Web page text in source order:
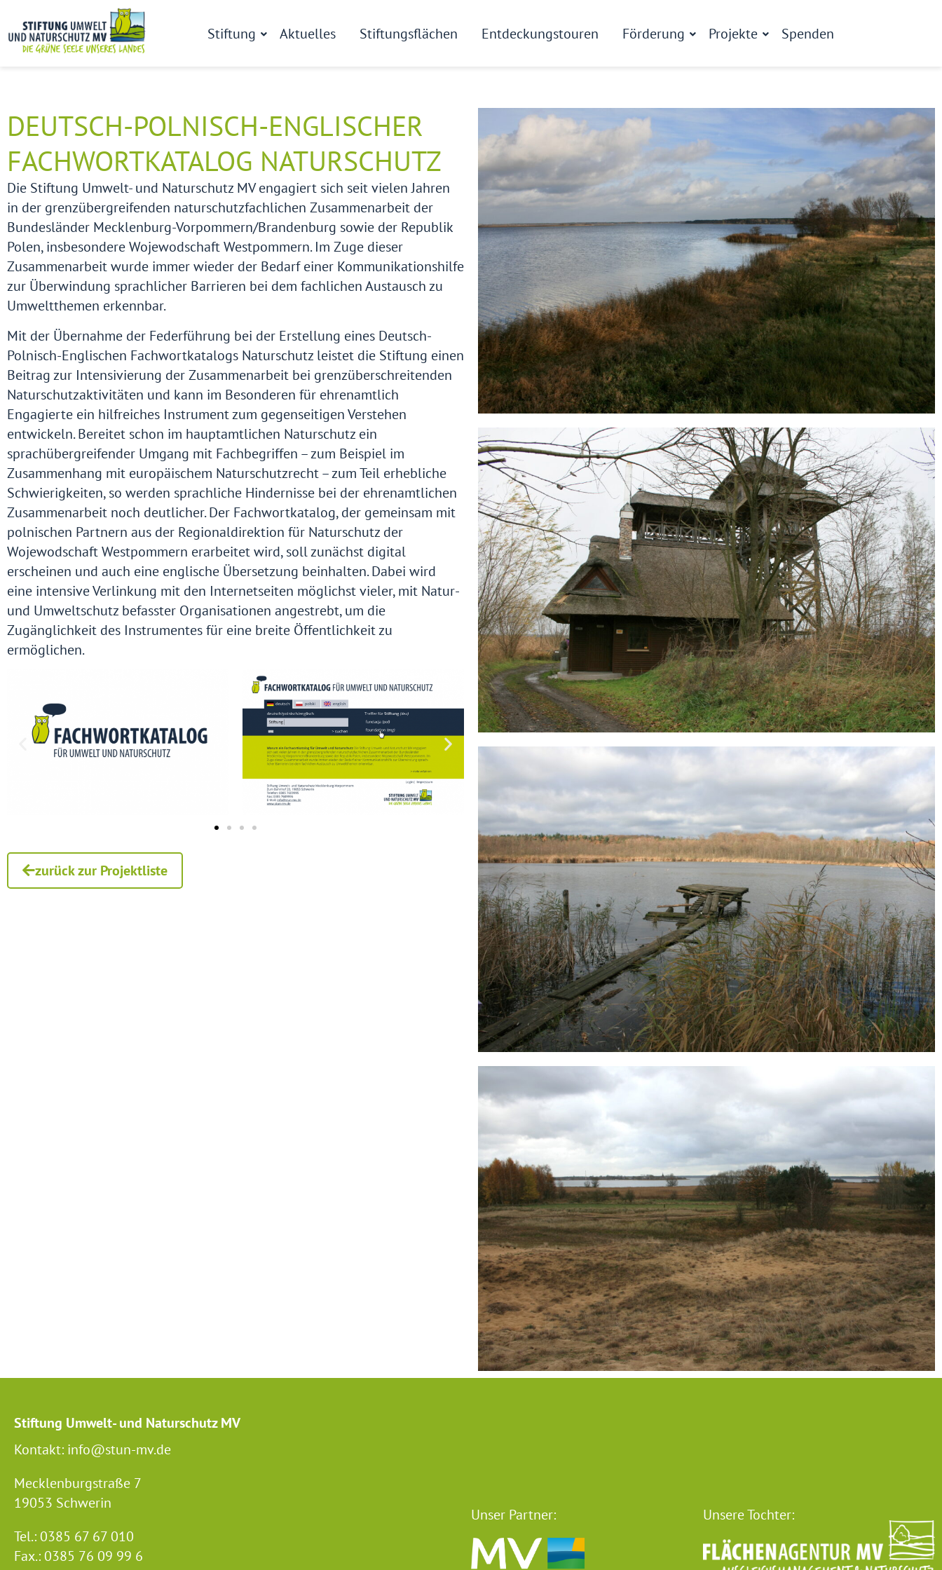
Stiftung Aktuelles Stiftungsflächen Entdeckungstouren Förderung Projekte Spenden
Abgeschlossene Projekte
DEUTSCH-POLNISCH-ENGLISCHER
FACHWORTKATALOG NATURSCHUTZ
Die Stiftung Umwelt- und Naturschutz MV engagiert sich seit vielen Jahren
in der grenzübergreifenden naturschutzfachlichen Zusammenarbeit der
Bundesländer Mecklenburg-Vorpommern/Brandenburg sowie der Republik
Polen, insbesondere Wojewodschaft Westpommern. Im Zuge dieser
Zusammenarbeit wurde immer wieder der Bedarf einer Kommunikationshilfe
zur Überwindung sprachlicher Barrieren bei dem fachlichen Austausch zu
Umweltthemen erkennbar.
Mit der Übernahme der Federführung bei der Erstellung eines Deutsch-
Polnisch-Englischen Fachwortkatalogs Naturschutz leistet die Stiftung einen
Beitrag zur Intensivierung der Zusammenarbeit bei grenzüberschreitenden
Naturschutzaktivitäten und kann im Besonderen für ehrenamtlich
Engagierte ein hilfreiches Instrument zum gegenseitigen Verstehen
entwickeln. Bereitet schon im hauptamtlichen Naturschutz ein
sprachübergreifender Umgang mit Fachbegriffen – zum Beispiel im
Zusammenhang mit europäischem Naturschutzrecht – zum Teil erhebliche
Schwierigkeiten, so werden sprachliche Hindernisse bei der ehrenamtlichen
Zusammenarbeit noch deutlicher. Der Fachwortkatalog, der gemeinsam mit
polnischen Partnern aus der Regionaldirektion für Naturschutz der
Wojewodschaft Westpommern erarbeitet wird, soll zunächst digital
erscheinen und auch eine englische Übersetzung beinhalten. Dabei wird
eine intensive Verlinkung mit den Internetseiten möglichst vieler, mit Natur-
und Umweltschutz befasster Organisationen angestrebt, um die
Zugänglichkeit des Instrumentes für eine breite Öffentlichkeit zu
ermöglichen.
zurück zur Projektliste
Stiftung Umwelt- und Naturschutz MV
Kontakt: info@stun-mv.de
Mecklenburgstraße 7
19053 Schwerin
Tel.: 0385 67 67 010
Fax.: 0385 76 09 99 6
Unser Partner: Unsere Tochter: